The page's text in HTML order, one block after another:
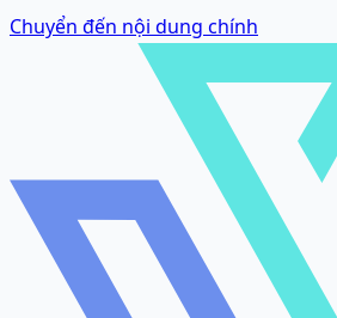
Chuyển đến nội dung chính